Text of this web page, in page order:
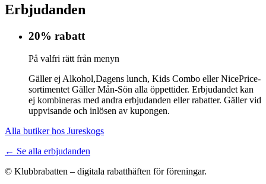
Erbjudanden
20% rabatt
På valfri rätt från menyn
Gäller ej Alkohol,Dagens lunch, Kids Combo eller NicePrice-
sortimentet Gäller Mån-Sön alla öppettider. Erbjudandet kan
ej kombineras med andra erbjudanden eller rabatter. Gäller vid
uppvisande och inlösen av kupongen.
Alla butiker hos Jureskogs
← Se alla erbjudanden
© Klubbrabatten – digitala rabatthäften för föreningar.